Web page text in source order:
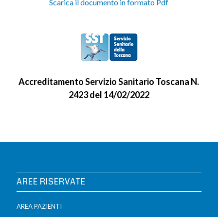
Scarica il documento in formato Pdf
Accreditamento Servizio Sanitario Toscana N.
2423 del 14/02/2022
AREE RISERVATE
AREA PAZIENTI